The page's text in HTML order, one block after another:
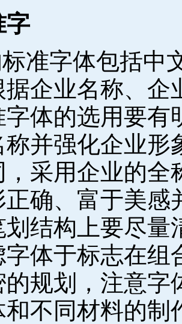
字
准字体包括中
据企业名称、企
字体的选用要
称并强化企业
采用企业的全
确、富于美感
结构上要尽量
字体于标志在
规划，注意字
和不同材料的制